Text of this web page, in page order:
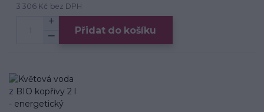
3 306 Kč bez DPH
Přidat do košíku